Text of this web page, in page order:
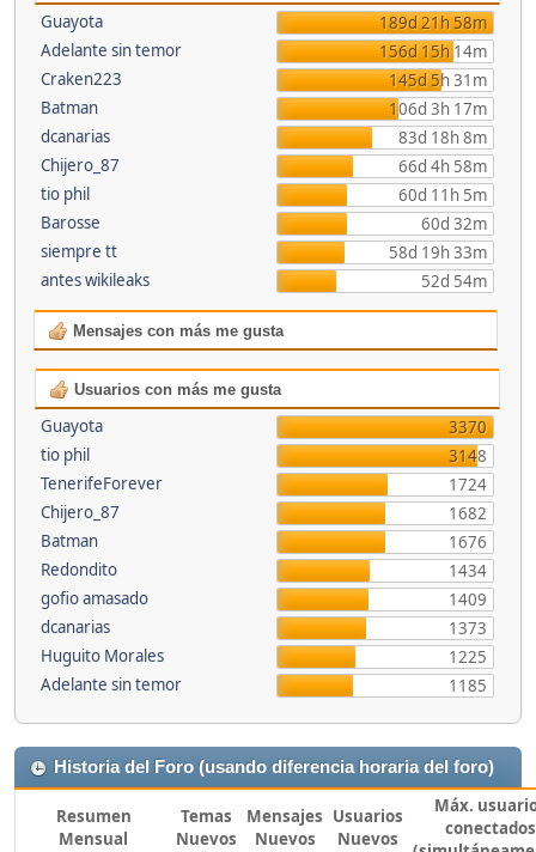
Guayota
189d 21h 58m
Adelante sin temor
156d 15h 14m
Craken223
145d 5h 31m
Batman
106d 3h 17m
dcanarias
83d 18h 8m
Chijero_87
66d 4h 58m
tio phil
60d 11h 5m
Barosse
60d 32m
siempre tt
58d 19h 33m
antes wikileaks
52d 54m
Mensajes con más me gusta
Usuarios con más me gusta
Guayota
3370
tio phil
3148
TenerifeForever
1724
Chijero_87
1682
Batman
1676
Redondito
1434
gofio amasado
1409
dcanarias
1373
Huguito Morales
1225
Adelante sin temor
1185
Historia del Foro (usando diferencia horaria del foro)
Resumen
Mensual
Temas
Nuevos
Mensajes
Nuevos
Usuarios
Nuevos
Máx.
conectados